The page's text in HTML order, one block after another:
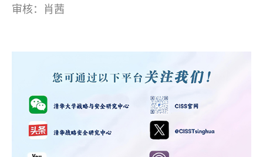
审核：肖茜